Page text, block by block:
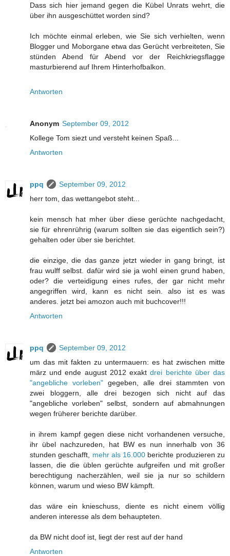
Dass sich hier jemand gegen die Kübel Unrats wehrt, die
über ihn ausgeschüttet worden sind?
Ich möchte einmal erleben, wie Sie sich verhielten, wenn
Blogger und Moborgane etwa das Gerücht verbreiteten, Sie
stünden Abend für Abend vor der Reichkriegsflagge
masturbierend auf Ihrem Hinterhofbalkon.
Antworten
Anonym September 09, 2012
Kollege Tom siezt und versteht keinen Spaß...
Antworten
ppq
September 09, 2012
herr tom, das wettangebot steht...
kein mensch hat mher über diese gerüchte nachgedacht,
sie für ehrenrührig (warum sollten sie das eigentlich sein?)
gehalten oder über sie berichtet.
die einzige, die das ganze jetzt wieder in gang bringt, ist
frau wulff selbst. dafür wird sie ja wohl einen grund haben,
oder? die verteidigung eines rufes, der gar nicht mehr
angegriffen wird, kann es nicht sein. also ist es was
anderes. jetzt bei amozon auch mit buchcover!!!
Antworten
ppq
September 09, 2012
um das mit fakten zu untermauern: es hat zwischen mitte
märz und ende august 2012 exaktdrei berichte über das
"angebliche vorleben" gegeben, alle drei stammten von
zwei bloggern, alle drei bezogen sich nicht auf das
"angebliche vorleben" selbst, sondern auf abmahnungen
wegen früherer berichte darüber.
in ihrem kampf gegen diese nicht vorhandenen versuche,
ihr übel nachzureden, hat BW es nun innerhalb von 36
stunden geschafft, mehr als 16.000 berichte produzieren zu
lassen, die die üblen gerüchte aufgreifen und mit großer
berechtigung nacherzählen, weil sie ja nur so schildern
können, warum und wieso BW kämpft.
das wäre ein knieschuss, diente es nicht einem völlig
anderen interesse als dem behaupteten.
da BW nicht doof ist, liegt der rest auf der hand
Antworten